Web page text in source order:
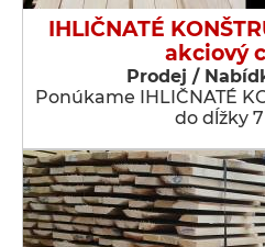
IHLIČNATÉ
akciový
Prodej /
Ponúkame IHLIČNATÉ
do dĺžky